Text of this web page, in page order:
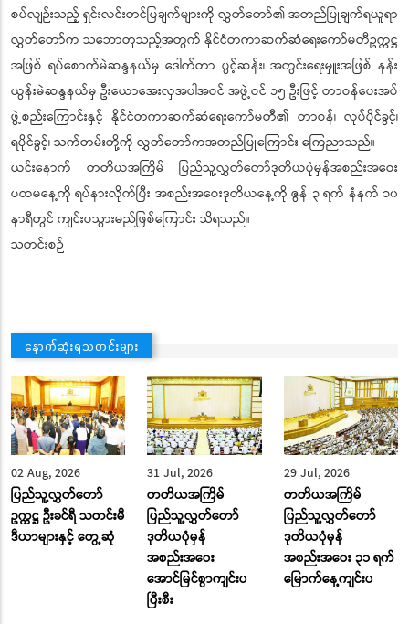
စပ်လျဉ်းသည့် ရှင်းလင်းတင်ပြချက်များကို လွှတ်တော်၏ အတည်ပြုချက်ရယူရာ
လွှတ်တော်က သဘောတူသည့်အတွက် နိုင်ငံတကာဆက်ဆံရေးကော်မတီဥက္ကဋ္ဌ
အဖြစ် ရပ်စောက်မဲဆန္ဒနယ်မှ ဒေါက်တာ ပွင့်ဆန်း၊ အတွင်းရေးမှူးအဖြစ် နန်း
ယွန်းမဲဆန္ဒနယ်မှ ဦးယောအေးလှအပါအဝင် အဖွဲ့ဝင် ၁၅ ဦးဖြင့် တာဝန်ပေးအပ်
ဖွဲ့စည်းကြောင်းနှင့် နိုင်ငံတကာဆက်ဆံရေးကော်မတီ၏ တာဝန်၊ လုပ်ပိုင်ခွင့်၊
ရပိုင်ခွင့်၊ သက်တမ်းတို့ကို လွှတ်တော်ကအတည်ပြုကြောင်း ကြေညာသည်။
ယင်းနောက် တတိယအကြိမ် ပြည်သူ့လွှတ်တော်ဒုတိယပုံမှန်အစည်းအဝေး
ပထမနေ့ကို ရပ်နားလိုက်ပြီး အစည်းအဝေးဒုတိယနေ့ကို ဇွန် ၃ ရက် နံနက် ၁၀
နာရီတွင် ကျင်းပသွားမည်ဖြစ်ကြောင်း သိရသည်။
သတင်းစဉ်
နောက်ဆုံးရသတင်းများ
02 Aug, 2026
ပြည်သူ့လွှတ်တော်
ဥက္ကဋ္ဌ ဦးခင်ရီ သတင်းမီ
ဒီယာများနှင့် တွေ့ဆုံ
31 Jul, 2026
တတိယအကြိမ်
ပြည်သူ့လွှတ်တော်
ဒုတိယပုံမှန်
အစည်းအဝေး
အောင်မြင်စွာကျင်းပ
ပြီးစီး
29 Jul, 2026
တတိယအကြိမ်
ပြည်သူ့လွှတ်တော်
ဒုတိယပုံမှန်
အစည်းအဝေး ၃၁ ရက်
မြောက်နေ့ကျင်းပ